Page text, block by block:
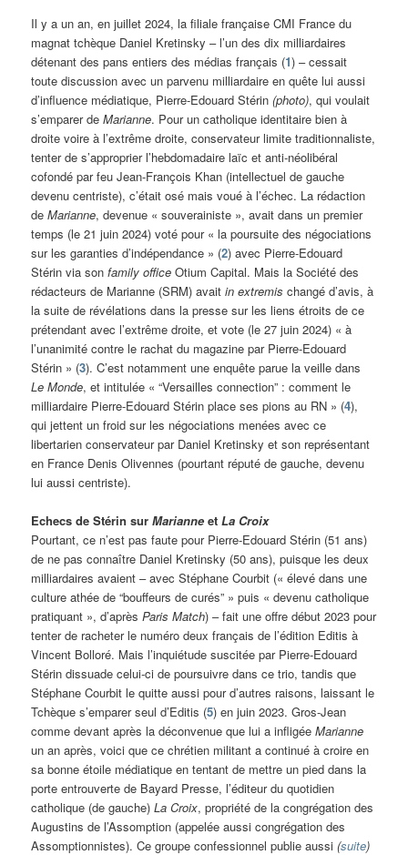
Il y a un an, en juillet 2024, la filiale française CMI France du
magnat tchèque Daniel Kretinsky – l’un des dix milliardaires
détenant des pans entiers des médias français (1) – cessait
toute discussion avec un parvenu milliardaire en quête lui aussi
d’influence médiatique, Pierre-Edouard Stérin(photo), qui voulait
s’emparer deMarianne. Pour un catholique identitaire bien à
droite voire à l’extrême droite, conservateur limite traditionnaliste,
tenter de s’approprier l’hebdomadaire laïc et anti-néolibéral
cofondé par feu Jean-François Khan (intellectuel de gauche
devenu centriste), c’était osé mais voué à l’échec. La rédaction
deMarianne, devenue « souverainiste », avait dans un premier
temps (le 21 juin 2024) voté pour « la poursuite des négociations
sur les garanties d’indépendance » (2) avec Pierre-Edouard
Stérin via sonfamily office Otium Capital. Mais la Société des
rédacteurs de Marianne (SRM) avaitin extremis changé d’avis, à
la suite de révélations dans la presse sur les liens étroits de ce
prétendant avec l’extrême droite, et vote (le 27 juin 2024) « à
l’unanimité contre le rachat du magazine par Pierre-Edouard
Stérin » (3). C’est notamment une enquête parue la veille dans
Le Monde, et intitulée « “Versailles connection” : comment le
milliardaire Pierre-Edouard Stérin place ses pions au RN » (4),
qui jettent un froid sur les négociations menées avec ce
libertarien conservateur par Daniel Kretinsky et son représentant
en France Denis Olivennes (pourtant réputé de gauche, devenu
lui aussi centriste).
Echecs de Stérin surMarianne etLa Croix
Pourtant, ce n’est pas faute pour Pierre-Edouard Stérin (51 ans)
de ne pas connaître Daniel Kretinsky (50 ans), puisque les deux
milliardaires avaient – avec Stéphane Courbit (« élevé dans une
culture athée de “bouffeurs de curés” » puis « devenu catholique
pratiquant », d’aprèsParis Match) – fait une offre début 2023 pour
tenter de racheter le numéro deux français de l’édition Editis à
Vincent Bolloré. Mais l’inquiétude suscitée par Pierre-Edouard
Stérin dissuade celui-ci de poursuivre dans ce trio, tandis que
Stéphane Courbit le quitte aussi pour d’autres raisons, laissant le
Tchèque s’emparer seul d’Editis (5) en juin 2023. Gros-Jean
comme devant après la déconvenue que lui a infligéeMarianne
un an après, voici que ce chrétien militant a continué à croire en
sa bonne étoile médiatique en tentant de mettre un pied dans la
porte entrouverte de Bayard Presse, l’éditeur du quotidien
catholique (de gauche)La Croix, propriété de la congrégation des
Augustins de l’Assomption (appelée aussi congrégation des
Assomptionnistes). Ce groupe confessionnel publie aussi(suite)